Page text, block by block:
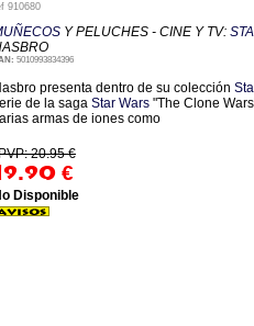
910680
Y PELUCHES - CINE Y TV:
5010993834396
presenta dentro de su colección
de la saga Star Wars "The Clone
armas de iones como
20.95 €
€
Disponible